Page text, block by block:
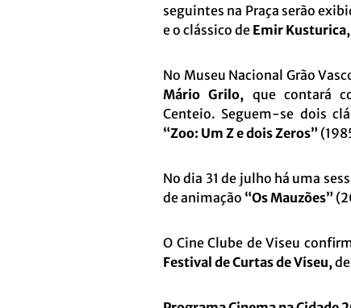
seguintes na Praça serão
e o clássico de Emir Kusturica,
No Museu Nacional Grão
Mário Grilo, que contará
Centeio. Seguem-se dois
“Zoo: Um Z e dois Zeros”
No dia 31 de julho há uma
de animação “Os Mauzões”
O Cine Clube de Viseu
Festival de Curtas de Viseu,